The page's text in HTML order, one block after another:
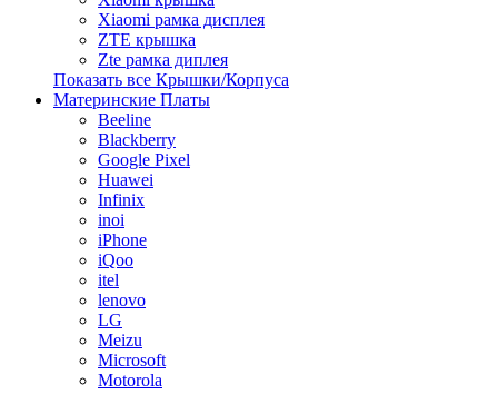
Xiaomi рамка дисплея
ZTE крышка
Zte рамка диплея
Показать все Крышки/Корпуса
Материнские Платы
Beeline
Blackberry
Google Pixel
Huawei
Infinix
inoi
iPhone
iQoo
itel
lenovo
LG
Meizu
Microsoft
Motorola